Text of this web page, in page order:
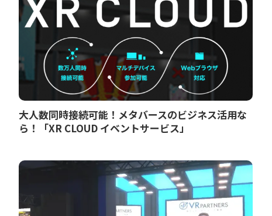
大人数同時接続可能！メタバースのビジネス活用な
ら！「XR CLOUD イベントサービス」